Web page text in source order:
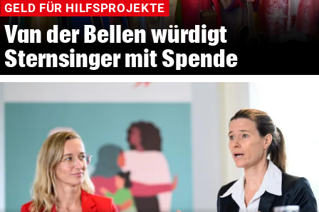
GELD FÜR HILFSPROJEKTE
Van der Bellen würdigt
Sternsinger mit Spende